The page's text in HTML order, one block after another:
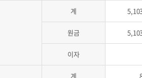
계
원금
이자
계